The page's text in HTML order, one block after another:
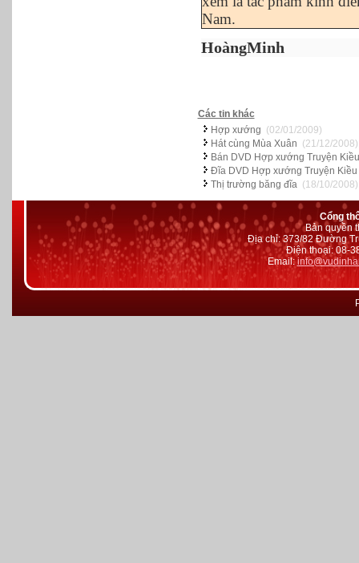
Nam.
HoàngMinh
Các tin khác
Hợp xướng (02/01/2009)
Hát cùng Mùa Xuân (21/12/2008)
Bán DVD Hợp xướng Truyện
Đĩa DVD Hợp xướng Truyện
Thị trường băng đĩa (18/10/2008)
Cổng
Bản quyền
Địa chỉ: 373/82 Đường
Điện thoại: 08-
Email: